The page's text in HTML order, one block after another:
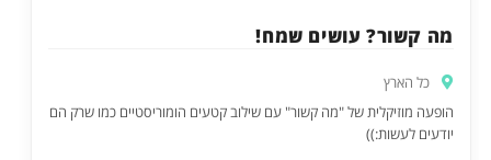
מה קשור? עושים שמח!
כל הארץ
הופעה מוזיקלית של "מה קשור" עם שילוב קטעים הומוריסטיים כמו שרק הם
יודעים לעשות:))